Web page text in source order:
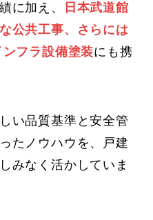
に加え、
日本武道館
公共工事、さらには
フラ設備塗装にも携
い品質基準と安全管
たノウハウを、戸建
みなく活かしていま